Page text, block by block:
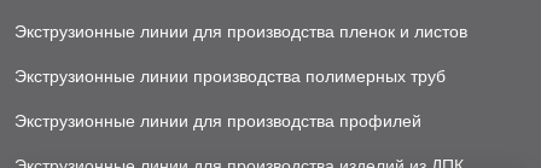
Экструзионные линии для производства пленок и листов
Экструзионные линии производства полимерных труб
Экструзионные линии для производства профилей